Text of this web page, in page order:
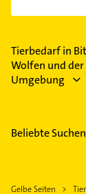
Tierbedarf in
Wolfen und der
Umgebung
Beliebte
Gelbe Seiten